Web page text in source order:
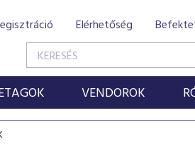
Elérhetőség
VENDOROK